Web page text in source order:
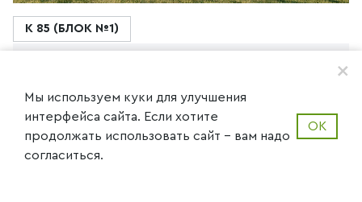
К 85 (БЛОК №1)
4 583 845 ₽
Мы используем куки для улучшения
интерфейса сайта. Если хотите
продолжать использовать сайт - вам надо
согласиться.
ОК
+